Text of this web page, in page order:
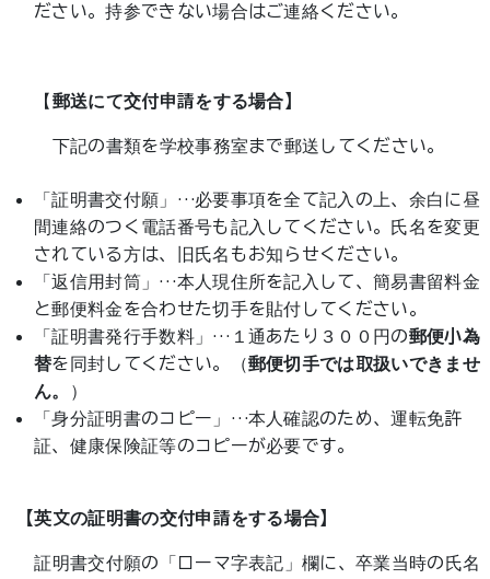
ださい。持参できない場合はご連絡ください。
【 郵送にて交付申請をする場合】
下記の書類を学校事務室まで郵送してください。
「証明書交付願」…必要事項を全て記入の上、余白に昼
間連絡のつく電話番号も記入してください。氏名を変更
されている方は、旧氏名もお知らせください。
「返信用封筒」…本人現住所を記入して、簡易書留料金
と郵便料金を合わせた切手を貼付してください。
「証明書発行手数料」…１通あたり３００円の郵便小為
替を同封してください。（郵便切手では取扱いできませ
ん。
）
「身分証明書のコピー」…本人確認のため、運転免許
証、健康保険証等のコピーが必要です。
【英文の証明書の交付申請をする場合】
証明書交付願の「ローマ字表記」欄に、卒業当時の氏名